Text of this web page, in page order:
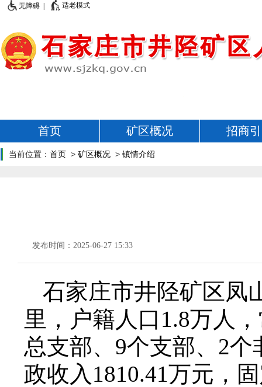
无障碍 | 适老模式
首页 矿区概况 招商
当前位置： 首页 > 矿区概况 > 镇情介绍
发布时间：2025-06-27 15:33
石家庄市井陉矿区凤
里，户籍人口1.8万人
总支部、9个支部、2
政收入1810.41万元，